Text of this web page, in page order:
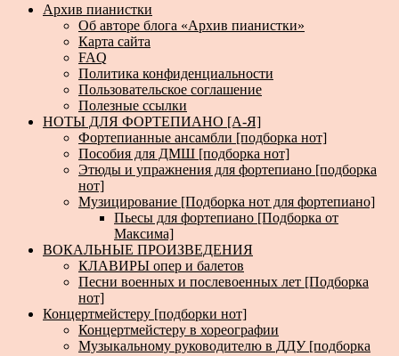
Архив пианистки
Об авторе блога «Архив пианистки»
Карта сайта
FAQ
Политика конфиденциальности
Пользовательское соглашение
Полезные ссылки
НОТЫ ДЛЯ ФОРТЕПИАНО [А-Я]
Фортепианные ансамбли [подборка нот]
Пособия для ДМШ [подборка нот]
Этюды и упражнения для фортепиано [подборка
нот]
Музицирование [Подборка нот для фортепиано]
Пьесы для фортепиано [Подборка от
Максима]
ВОКАЛЬНЫЕ ПРОИЗВЕДЕНИЯ
КЛАВИРЫ опер и балетов
Песни военных и послевоенных лет [Подборка
нот]
Концертмейстеру [подборки нот]
Концертмейстеру в хореографии
Музыкальному руководителю в ДДУ [подборка